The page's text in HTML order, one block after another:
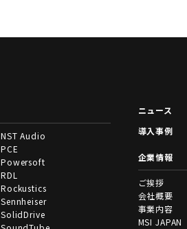
NST Audio
PCE
Powersoft
RDL
Rockustics
Sennheiser
SolidDrive
ニュース
導入事例
企業情報
ご挨拶
会社概要
事業内容
MSI JAPAN